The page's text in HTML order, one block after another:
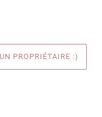
PROPRIÉTAIRE :)